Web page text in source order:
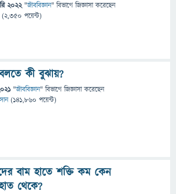
2022 "জীববিজ্ঞান" বিভাগে জিজ্ঞাসাকরেছেন
(2,350 পয়েন্ট)
কী বুঝায়?
"জীববিজ্ঞান" বিভাগে জিজ্ঞাসাকরেছেন
(141,860 পয়েন্ট)
বাম হাতে শক্তি কম কেন
থেকে?